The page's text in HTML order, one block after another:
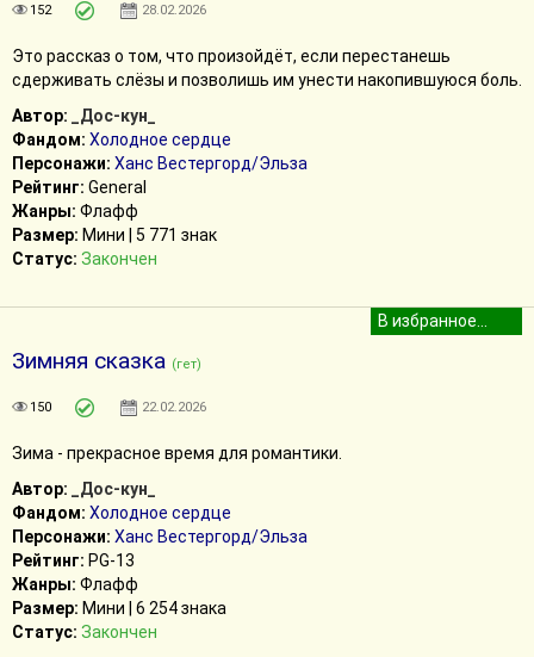
152 28.02.2026
Это рассказ о том, что произойдёт, если перестанешь
сдерживать слёзы и позволишь им унести накопившуюся боль.
Автор:
_Дос-кун_
Фандом: Холодное сердце
Персонажи: Ханс Вестергорд/Эльза
Рейтинг: General
Жанры: Флафф
Размер: Мини | 5 771 знак
Статус: Закончен
Зимняя сказка (гет)
150 22.02.2026
Зима - прекрасное время для романтики.
Автор:
_Дос-кун_
Фандом: Холодное сердце
Персонажи: Ханс Вестергорд/Эльза
Рейтинг: PG-13
Жанры: Флафф
Размер: Мини | 6 254 знака
Статус: Закончен